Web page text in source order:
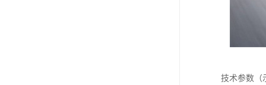
技术参数（